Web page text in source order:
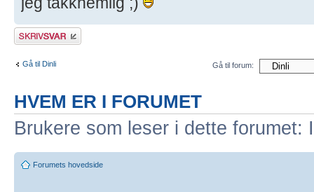
Skriv et svar
Gå til Dinli Gå til forum:
HVEM ER I FORUMET
Brukere som leser i dette
Forumets hovedside